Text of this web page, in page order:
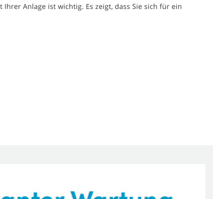
Anlage ist wichtig. Es zeigt, dass Sie sich für ein